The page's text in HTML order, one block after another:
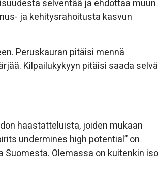
selventää ja ehdottaa muun
ja kehitysrahoitusta kasvun
Peruskauran pitäisi mennä
Kilpailukykyyn pitäisi saada selvä
haastatteluista, joiden mukaan
undermines high potential” on
Olemassa on kuitenkin iso